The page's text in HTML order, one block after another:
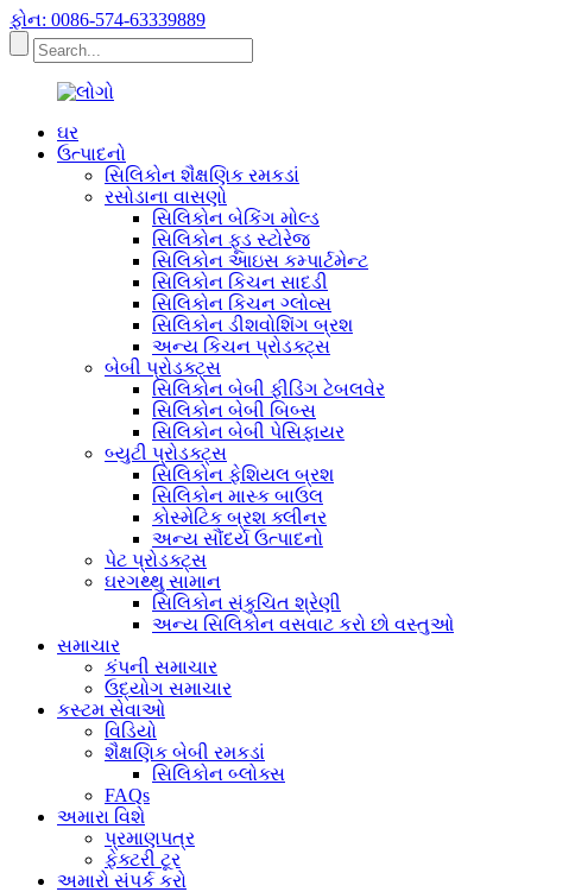
ફોન: 0086-574-63339889
ઘર
ઉત્પાદનો
સિલિકોન શૈક્ષણિક રમકડાં
રસોડાના વાસણો
સિલિકોન બેકિંગ મોલ્ડ
સિલિકોન ફૂડ સ્ટોરેજ
સિલિકોન આઇસ કમ્પાર્ટમેન્ટ
સિલિકોન કિચન સાદડી
સિલિકોન કિચન ગ્લોવ્સ
સિલિકોન ડીશવોશિંગ બ્રશ
અન્ય કિચન પ્રોડક્ટ્સ
બેબી પ્રોડક્ટ્સ
સિલિકોન બેબી ફીડિંગ ટેબલવેર
સિલિકોન બેબી બિબ્સ
સિલિકોન બેબી પેસિફાયર
બ્યુટી પ્રોડક્ટ્સ
સિલિકોન ફેશિયલ બ્રશ
સિલિકોન માસ્ક બાઉલ
કોસ્મેટિક બ્રશ ક્લીનર
અન્ય સૌંદર્ય ઉત્પાદનો
પેટ પ્રોડક્ટ્સ
ઘરગથ્થુ સામાન
સિલિકોન સંકુચિત શ્રેણી
અન્ય સિલિકોન વસવાટ કરો છો વસ્તુઓ
સમાચાર
કંપની સમાચાર
ઉદ્યોગ સમાચાર
કસ્ટમ સેવાઓ
વિડિયો
શૈક્ષણિક બેબી રમકડાં
સિલિકોન બ્લોક્સ
FAQs
અમારા વિશે
પ્રમાણપત્ર
ફેક્ટરી ટૂર
અમારો સંપર્ક કરો